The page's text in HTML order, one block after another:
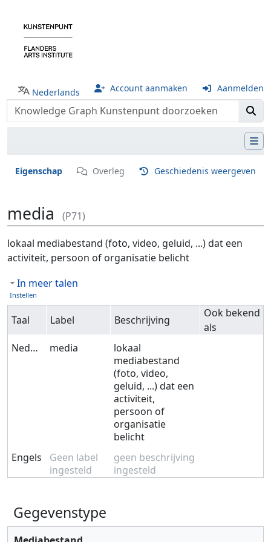
Nederlands Account aanmaken Aanmelden
Eigenschap Overleg Geschiedenis weergeven
media (P71)
Ga naar:navigatie,zoeken
lokaal mediabestand (foto, video, geluid, ...) dat een
activiteit, persoon of organisatie belicht
In meer talen
Instellen
Taal Label Beschrijving
Ook bekend
als
Nederlands
media
lokaal
mediabestand
(foto, video,
geluid, ...) dat een
activiteit,
persoon of
organisatie
belicht
Engels
Geen label
ingesteld
geen beschrijving
ingesteld
Gegevenstype